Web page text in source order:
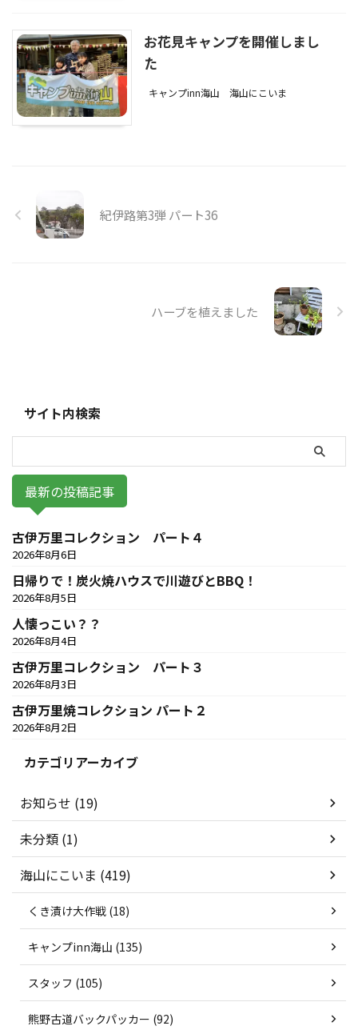
お花見キャンプを開催しまし
た
キャンプinn海山 海山にこいま
紀伊路第3弾 パート36
ハーブを植えました
サイト内検索
最新の投稿記事
古伊万里コレクション パート４
2026年8月6日
日帰りで！炭火焼ハウスで川遊びとBBQ！
2026年8月5日
人懐っこい？？
2026年8月4日
古伊万里コレクション パート３
2026年8月3日
古伊万里焼コレクション パート２
2026年8月2日
カテゴリアーカイブ
お知らせ (19)
未分類 (1)
海山にこいま (419)
くき漬け大作戦 (18)
キャンプinn海山 (135)
スタッフ (105)
熊野古道バックパッカー (92)